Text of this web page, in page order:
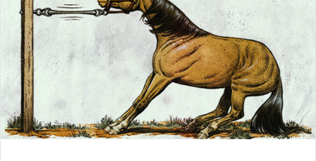
o
X
e
m